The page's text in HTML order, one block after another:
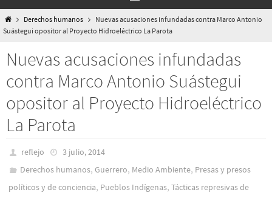
InicioDerechos humanos
Nuevas acusaciones infundadas contra Marco Antonio
Suástegui opositor al Proyecto Hidroeléctrico La Parota
Nuevas acusaciones infundadas
contra Marco Antonio Suástegui
opositor al Proyecto Hidroeléctrico
La Parota
reflejo
3 julio, 2014
Derechos humanos,Guerrero, Medio Ambiente, Presas y presos
polí­ticos y de conciencia, Pueblos Indí­genas, Tácticas represivas de